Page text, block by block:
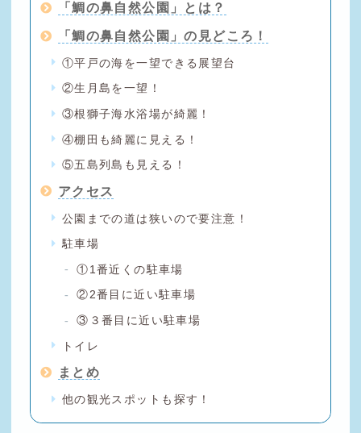
「鯛の鼻自然公園」とは？
「鯛の鼻自然公園」の見どころ！
①平戸の海を一望できる展望台
②生月島を一望！
③根獅子海水浴場が綺麗！
④棚田も綺麗に見える！
⑤五島列島も見える！
アクセス
公園までの道は狭いので要注意！
駐車場
①1番近くの駐車場
②2番目に近い駐車場
③３番目に近い駐車場
トイレ
まとめ
他の観光スポットも探す！